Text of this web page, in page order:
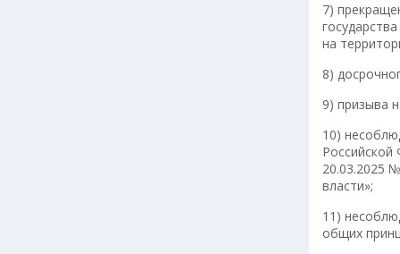
7)
на
8)
9) призыва
10)
20.03.2025
власти»;
11)
общих